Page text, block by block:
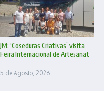
JM: ‘Coseduras Criativas’ visita
Feira Internacional de Artesanat
...
5 de Agosto, 2026